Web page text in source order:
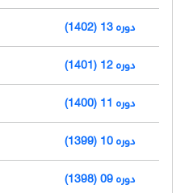
دوره 13 (1402)
دوره 12 (1401)
دوره 11 (1400)
دوره 10 (1399)
دوره 09 (1398)